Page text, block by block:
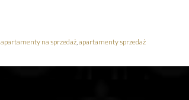
apartamenty na sprzedaż,apartamenty sprzedaż